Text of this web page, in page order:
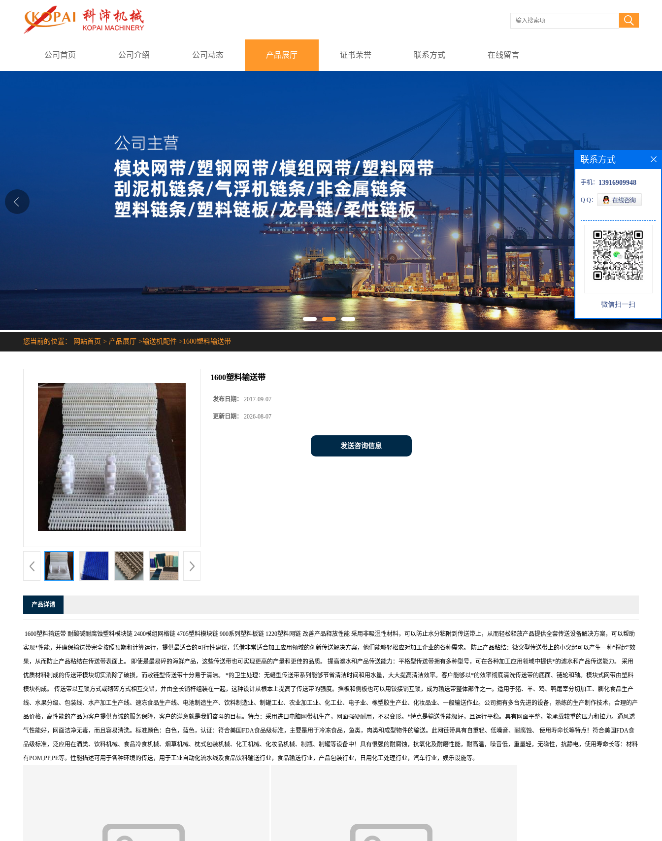
公司首页
公司首页 公司介绍 公司动态 产品展厅 证书荣誉 联系方式 在线留言
您当前的位置： 网站首页 > 产品展厅 >输送机配件 >1600塑料输送带
1600塑料输送带
发布日期： 2017-09-07
更新日期： 2026-08-07
发送咨询信息
产品详请
1600塑料输送带 耐酸碱耐腐蚀塑料模块链 2400模组网格链 4705塑料模块链 900系列塑料板链 1220塑料网链 改善产品释放性能 采用非吸湿性材料，可以防止水分粘附到传送带上，从而轻松释放产品提供全套传送设备解决方案，可以帮助
实现*性能，并确保输送带完全按照预期和计算运行，提供最适合的可行性建议，凭借非常适合加工应用领域的创新传送解决方案，他们能够轻松应对加工企业的各种需求。 防止产品粘结：微突型传送带上的小突起可以产生一种“撑起”效
果，从而防止产品粘结在传送带表面上。 即使是最易碎的海鲜产品，这些传送带也可实现更高的产量和更佳的品质。 提高滤水和产品传送能力：平格型传送带拥有多种型号，可在各种加工应用领域中提供*的滤水和产品传送能力。 采用
优质材料制成的传送带模块切实消除了破损，而敞链型传送带十分易于清洁。 *的卫生处理：无缝型传送带系列能够节省清洁时间和用水量，大大提高清洁效率。客户能够以*的效率彻底清洗传送带的底面、链轮和轴。模块式网带由塑料
模块构成。 传送带以互锁方式或砌砖方式相互交错，并由全长销杆组装在一起，这种设计从根本上提高了传送带的强度。挡板和侧板也可以用铰接销互锁，成为输送带整体部件之一。适用于猪、羊、鸡、鸭屠宰分切加工、膨化食品生产
线、水果分级、包装线、水产加工生产线、速冻食品生产线、电池制造生产、饮料制造业、制罐工业、农业加工业、化工业、电子业、橡塑胶生产业、化妆品业、一般输送作业。公司拥有多台先进的设备，熟练的生产制作技术，合理的产
品价格，高性能的产品为客户提供真诚的服务保障，客户的满意就是我们奋斗的目标。特点：采用进口电脑网带机生产，网面强硬耐用，不易变形。*特点是输送性能极好，且运行平稳。具有网面平整，能承载较重的压力和拉力。通风透
气性能好，网面洁净无毒，而且容易清洗。标准颜色：白色，蓝色，认证：符合美国FDA食品级标准，主要是用于冷冻食品，鱼类，肉类和成型物件的输送。此网链带具有自重轻、低噪音、耐腐蚀、 使用寿命长等特点！符合美国FDA食
品级标准，泛应用在酒类、饮料机械、食品冷食机械、烟草机械、枕式包装机械、化工机械、化妆品机械、制瓶、制罐等设备中！具有很强的耐腐蚀，抗氧化及耐磨性能，耐高温，噪音低，重量轻，无磁性，抗静电，使用寿命长等：材料
有POM,PP,PE等。性能描述可用于各种环境的传送，用于工业自动化流水线及食品饮料输送行业，食品输送行业，产品包装行业，日用化工处理行业，汽车行业，娱乐设施等。
联系方式
手机： 13916909948
Q Q：
微信扫一扫